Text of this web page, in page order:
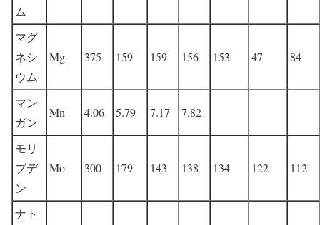
ム
マグ
ネシ
ウム
Mg 375 159 159 156 153 47 84
マン
ガン
Mn 4.06 5.79 7.17 7.82
モリ
ブデ
ン
Mo 300 179 143 138 134 122 112
ナト